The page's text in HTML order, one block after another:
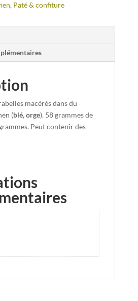
, Paté & confiture
macérés dans du
(blé, orge). 58 grammes de
Peut contenir des